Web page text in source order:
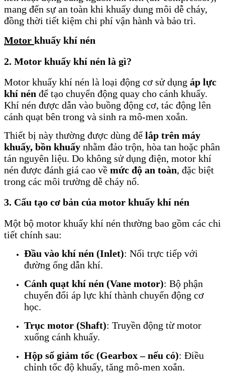
mang đến sự an toàn khi khuấy dung môi dễ cháy,
đồng thời tiết kiệm chi phí vận hành và bảo trì.
Motor khuấy khí nén
2. Motor khuấy khí nén là gì?
Motor khuấy khí nén là loại động cơ sử dụng áp lực
khí nén để tạo chuyển động quay cho cánh khuấy.
Khí nén được dẫn vào buồng động cơ, tác động lên
cánh quạt bên trong và sinh ra mô-men xoắn.
Thiết bị này thường được dùng để lắp trên máy
khuấy, bồn khuấy nhằm đảo trộn, hòa tan hoặc phân
tán nguyên liệu. Do không sử dụng điện, motor khí
nén được đánh giá cao về mức độ an toàn, đặc biệt
trong các môi trường dễ cháy nổ.
3. Cấu tạo cơ bản của motor khuấy khí nén
Một bộ motor khuấy khí nén thường bao gồm các chi
tiết chính sau:
Đầu vào khí nén (Inlet): Nối trực tiếp với
đường ống dẫn khí.
Cánh quạt khí nén (Vane motor): Bộ phận
chuyển đổi áp lực khí thành chuyển động cơ
học.
Trục motor (Shaft): Truyền động từ motor
xuống cánh khuấy.
Hộp số giảm tốc (Gearbox – nếu có): Điều
chỉnh tốc độ khuấy, tăng mô-men xoắn.